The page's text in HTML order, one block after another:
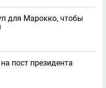
для Марокко, чтобы
пост президента